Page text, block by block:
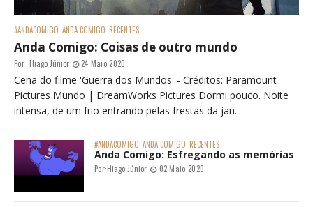
#ANDACOMIGO ANDA COMIGO RECENTES
Anda Comigo: Coisas de outro mundo
Por: Hiago Júnior 24 Maio 2020
Cena do filme 'Guerra dos Mundos' - Créditos: Paramount
Pictures Mundo | DreamWorks Pictures Dormi pouco. Noite
intensa, de um frio entrando pelas frestas da jan...
#ANDACOMIGO ANDA COMIGO RECENTES
Anda Comigo: Esfregando as memórias
Por:Hiago Júnior 02 Maio 2020